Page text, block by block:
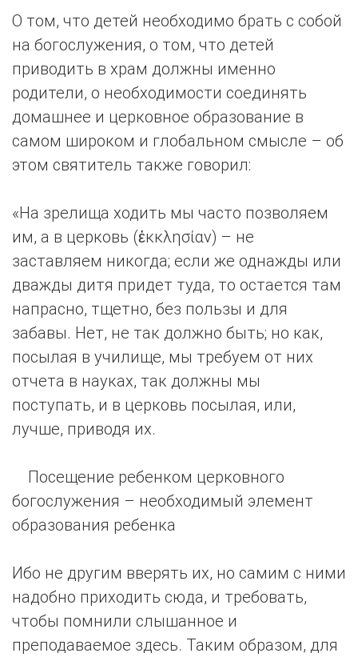
О том, что детей необходимо брать с собой
на богослужения, о том, что детей
приводить в храм должны именно
родители, о необходимости соединять
домашнее и церковное образование в
самом широком и глобальном смысле – об
этом святитель также говорил:
«На зрелища ходить мы часто позволяем
им, а в церковь (ἐκκλησίαν) – не
заставляем никогда; если же однажды или
дважды дитя придет туда, то остается там
напрасно, тщетно, без пользы и для
забавы. Нет, не так должно быть; но как,
посылая в училище, мы требуем от них
отчета в науках, так должны мы
поступать, и в церковь посылая, или,
лучше, приводя их.
Посещение ребенком церковного
богослужения – необходимый элемент
образования ребенка
Ибо не другим вверять их, но самим с ними
надобно приходить сюда, и требовать,
чтобы помнили слышанное и
преподаваемое здесь. Таким образом, для